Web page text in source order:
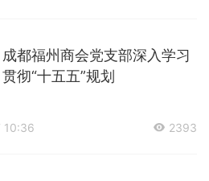
成都福州商会党支部深入学习
贯彻“十五五”规划
10:36 2393